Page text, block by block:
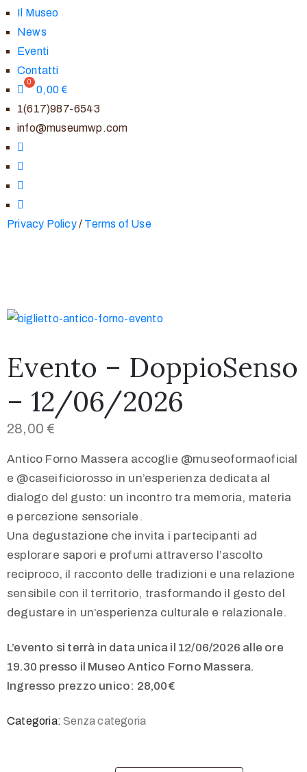
Il Museo
News
Eventi
Contatti
0,00 €
1(617)987-6543
info@museumwp.com
Privacy Policy/ Terms of Use
Evento – DoppioSenso
– 12/06/2026
28,00 €
Antico Forno Massera accoglie @museoformaoficial
e @caseificiorosso in un’esperienza dedicata al
dialogo del gusto: un incontro tra memoria, materia
e percezione sensoriale.
Una degustazione che invita i partecipanti ad
esplorare sapori e profumi attraverso l’ascolto
reciproco, il racconto delle tradizioni e una relazione
sensibile con il territorio, trasformando il gesto del
degustare in un’esperienza culturale e relazionale.
L’evento si terrà in data unica il 12/06/2026 alle ore
19.30 presso il Museo Antico Forno Massera.
Ingresso prezzo unico: 28,00€
Categoria:Senza categoria